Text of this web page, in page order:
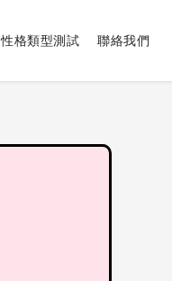
性格類型測試 聯絡我們